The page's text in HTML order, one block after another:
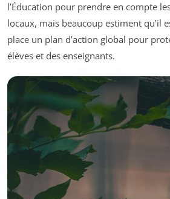
l’Éducation pour prendre en compte
locaux, mais beaucoup estiment qu’il
place un plan d’action global pour
élèves et des enseignants.